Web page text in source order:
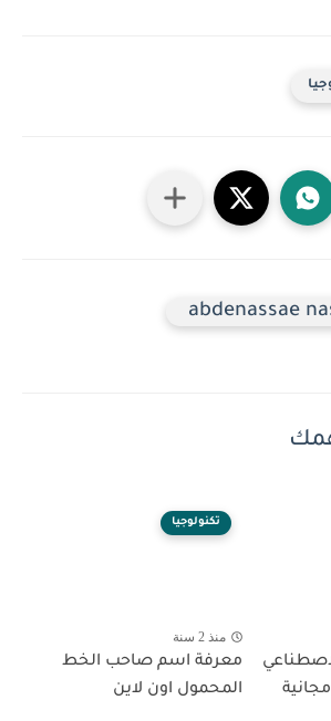
abdenassae
باستخدام مواقع ai مجانية
تكنولوجيا
منذ 2 سنة
معرفة اسم صاحب الخط
المحمول اون لاين